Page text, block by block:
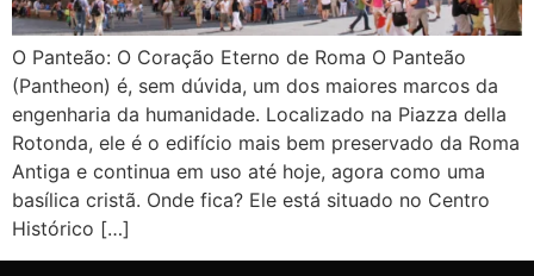
O Panteão: O Coração Eterno de Roma O Panteão
(Pantheon) é, sem dúvida, um dos maiores marcos da
engenharia da humanidade. Localizado na Piazza della
Rotonda, ele é o edifício mais bem preservado da Roma
Antiga e continua em uso até hoje, agora como uma
basílica cristã. Onde fica? Ele está situado no Centro
Histórico […]